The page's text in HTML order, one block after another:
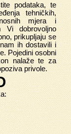
podataka, te
tehničkih,
mjera i
Vi dobrovoljno
prikupljaju se
ih dostavili i
Pojedini osobni
nalaže te za
privole.